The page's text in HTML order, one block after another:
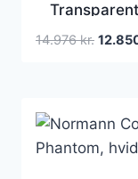
14.976kr. Den